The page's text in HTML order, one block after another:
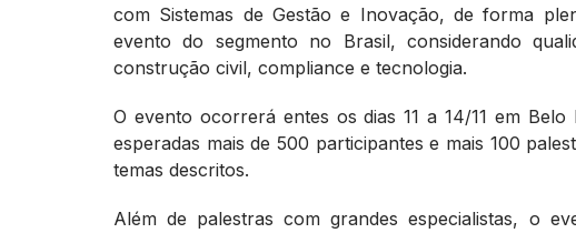
com Sistemas de Gestão e Inovação, de forma
evento do segmento no Brasil, considerando
construção civil, compliance e tecnologia.
O evento ocorrerá entes os dias 11 a 14/11 em Belo
esperadas mais de 500 participantes e mais 100
temas descritos.
Além de palestras com grandes especialistas, o